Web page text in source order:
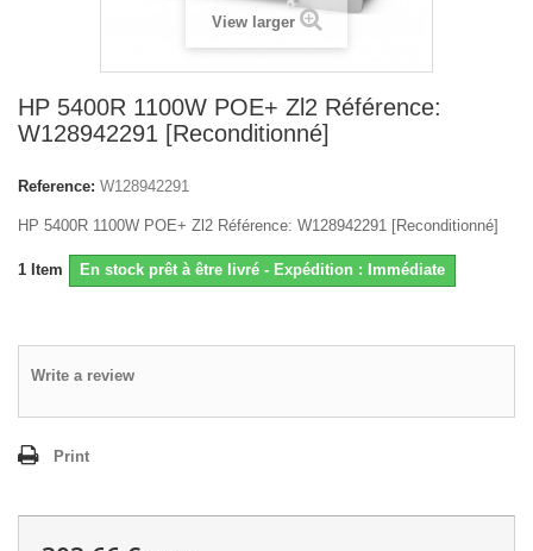
View larger
HP 5400R 1100W POE+ Zl2 Référence:
W128942291 [Reconditionné]
Reference: W128942291
HP 5400R 1100W POE+ Zl2 Référence: W128942291 [Reconditionné]
1 Item En stock prêt à être livré - Expédition : Immédiate
Write a review
Print